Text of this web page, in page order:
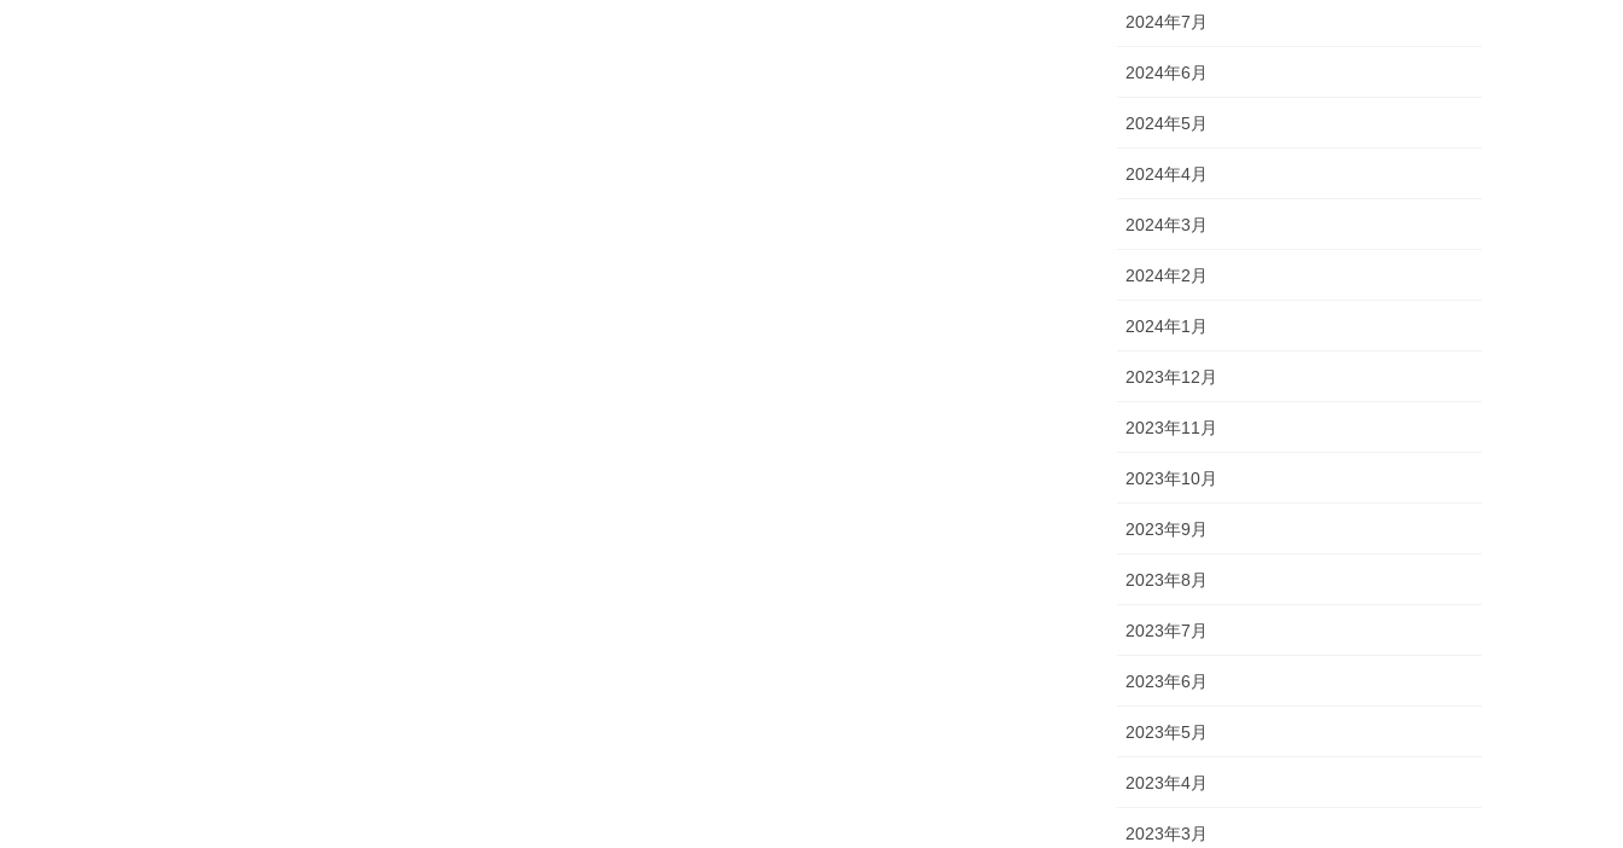
2024年7月
2024年6月
2024年5月
2024年4月
2024年3月
2024年2月
2024年1月
2023年12月
2023年11月
2023年10月
2023年9月
2023年8月
2023年7月
2023年6月
2023年5月
2023年4月
2023年3月